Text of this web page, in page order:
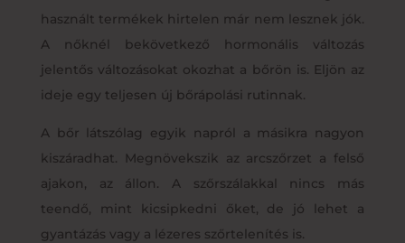
használt termékek hirtelen már nem lesznek jók.
A nőknél bekövetkező hormonális változás
jelentős változásokat okozhat a bőrön is. Eljön az
ideje egy teljesen új bőrápolási rutinnak.
A bőr látszólag egyik napról a másikra nagyon
kiszáradhat. Megnövekszik az arcszőrzet a felső
ajakon, az állon. A szőrszálakkal nincs más
teendő, mint kicsipkedni őket, de jó lehet a
gyantázás vagy a lézeres szőrtelenítés is.